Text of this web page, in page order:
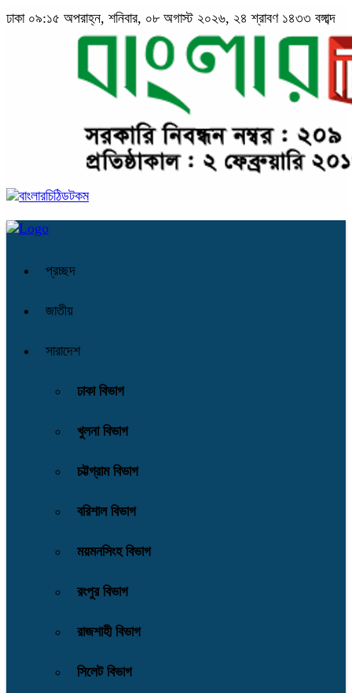
ঢাকা ০৯:১৫ অপরাহ্ন, শনিবার, ০৮ অগাস্ট ২০২৬, ২৪ শ্রাবণ ১৪৩৩ বঙ্গাব্দ
প্রচ্ছদ
জাতীয়
সারাদেশ
ঢাকা বিভাগ
খুলনা বিভাগ
চট্টগ্রাম বিভাগ
বরিশাল বিভাগ
ময়মনসিংহ বিভাগ
রংপুর বিভাগ
রাজশাহী বিভাগ
সিলেট বিভাগ